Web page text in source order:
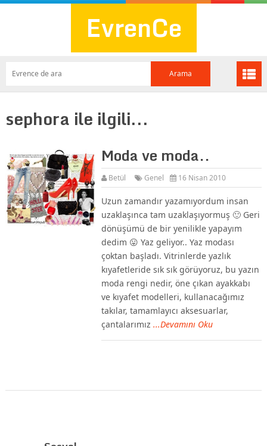
EvrenCe
sephora ile ilgili...
Moda ve moda..
Betül Genel 16 Nisan 2010
Uzun zamandır yazamıyordum insan
uzaklaşınca tam uzaklaşıyormuş 🙂 Geri
dönüşümü de bir yenilikle yapayım
dedim 😛 Yaz geliyor.. Yaz modası
çoktan başladı. Vitrinlerde yazlık
kıyafetleride sık sık görüyoruz, bu yazın
moda rengi nedir, öne çıkan ayakkabı
ve kıyafet modelleri, kullanacağımız
takılar, tamamlayıcı aksesuarlar,
çantalarımız...Devamını Oku